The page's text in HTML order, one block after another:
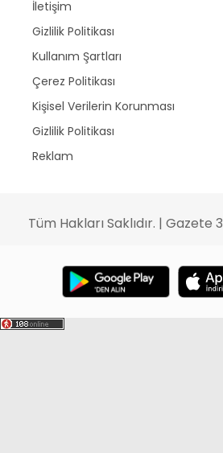
İletişim
Gizlilik Politikası
Kullanım Şartları
Çerez Politikası
Kişisel Verilerin Korunması
Gizlilik Politikası
Reklam
Tüm Hakları Saklıdır. | Gazete 3